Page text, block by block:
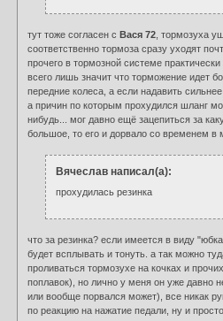
тут тоже согласен сВася 72 , тормозуха
соответственно тормоза сразу уходят
прочего в тормозной системе
всего лишь значит что торможение идет
передние колеса, а если надавить
а причин по которым прохудился шланг
нибудь... мог давно ещё зацепиться за
большое, то его и дорвало со временем в
Вячеслав написал(а):
прохудилась резинка
что за резинка? если имеется в виду
будет всплывать и тонуть. а так можно
проливаться тормозухе на кочках и
поплавок), но лично у меня он уже давно
или вообще порвался может), все никак
по реакцию на нажатие педали, ну и